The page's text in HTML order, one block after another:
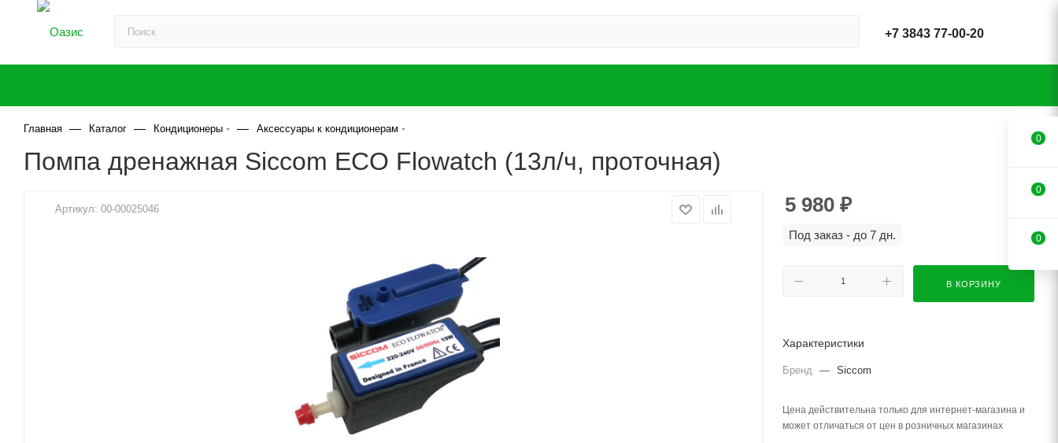
+7 3843 77-00-20
Главная — Каталог — Кондиционеры — Аксессуары к кондиционерам
Помпа дренажная Siccom ECO Flowatch (13л/ч, проточная)
Артикул: 00-00025046 5 980 ₽
Под заказ - до 7 дн.
В КОРЗИНУ
Характеристики
Бренд — Siccom
Цена действительна только для интернет-магазина и
может отличаться от цен в розничных магазинах
0
0
0